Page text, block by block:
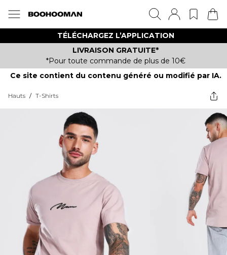
TÉLÉCHARGEZ L’APPLICATION
LIVRAISON GRATUITE*
*Pour toute commande de plus de 10€
Ce site contient du contenu généré ou modifié par IA.
Hauts / T-Shirts